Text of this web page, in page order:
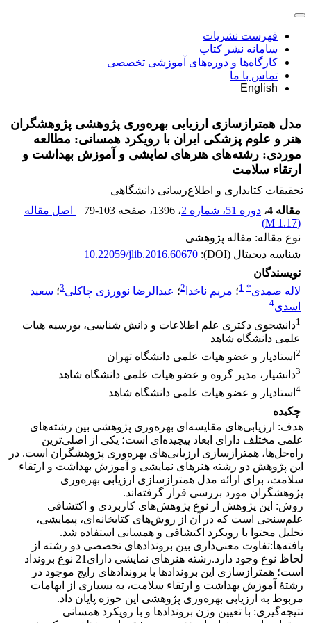
فهرست نشریات
سامانه نشر کتاب
کارگاه‌ها و دوره‌های آموزشی تخصصی
تماس با ما
English
مدل همترازسازی ارزیابی بهره‌وری پژوهشی پژوهشگران
هنر و علوم پزشکی ایران با رویکرد همسانی: مطالعه
موردی: رشته‌های هنرهای نمایشی و آموزش بهداشت و
ارتقاء سلامت
تحقیقات کتابداری و اطلاع‌رسانی دانشگاهی
مقاله 4
، دوره 51، شماره 2 ، 1396 ، صفحه 79-103
اصل مقاله
(
1.17 M
)
نوع مقاله: مقاله پژوهشی
شناسه دیجیتال (DOI):
10.22059/jlib.2016.60670
نویسندگان
لاله صمدی*
1؛ مریم ناخدا 2؛ عبدالرضا نوورزی چاکلی3؛ سعید
اسدی4
1دانشجوی دکتری علم اطلاعات و دانش شناسی، بورسیه هیات
علمی دانشگاه شاهد
2 استادیار و عضو هیات علمی دانشگاه تهران
3دانشیار، مدیر گروه و عضو هیات علمی دانشگاه شاهد
4 استادیار و عضو هیات علمی دانشگاه شاهد
چکیده
هدف: ارزیابی‌های مقایسه‌ای بهره‌وری پژوهشی بین رشته‌های
علمی مختلف دارای ابعاد پیچیده‌ای است؛ یکی از اصلی‌ترین
راه‌حل‌ها، همترازسازی ارزیابی‌های بهره‌وری پژوهشگران است. در
این پژوهش دو رشته هنرهای نمایشی و آموزش بهداشت و ارتقاء
سلامت، برای ارائه مدل همترازسازی ارزیابی بهره‌وری
پژوهشگران مورد بررسی قرار گرفته‌اند.
روش: این پژوهش از نوع پژوهش‌های کاربردی و اکتشافی
علم‌سنجی است که در آن از روش‌های کتابخانه‌ای، پیمایشی،
تحلیل محتوا با رویکرد اکتشافی و همسانی استفاده شد.
یافته‌ها:تفاوت معنی‌داری بین بروندادهای تخصصی دو رشته از
لحاظ نوع وجود دارد.رشته هنرهای نمایشی دارای21 نوع برونداد
است؛ همترازسازی این بروندادها با بروندادهای رایج موجود در
رشتۀ آموزش بهداشت و ارتقاء سلامت، به بسیاری از ابهامات
مربوط به ارزیابی بهره‌وری پژوهشی این حوزه پایان داد.
نتیجه‌گیری: با تعیین وزن بروندادها و با رویکرد همسانی